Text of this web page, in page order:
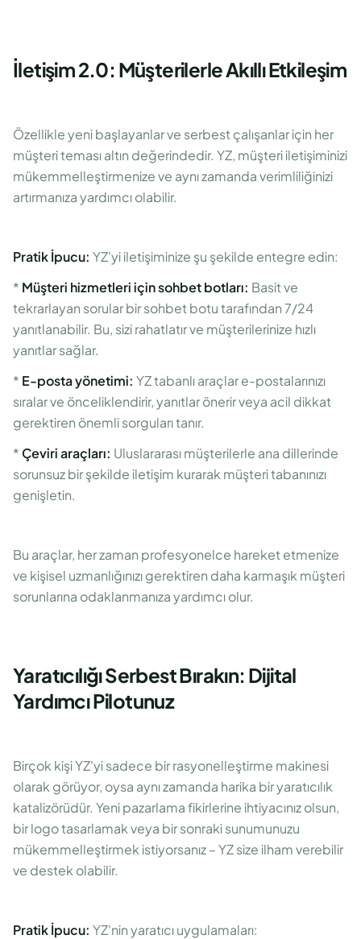
İletişim 2.0: Müşterilerle Akıllı Etkileşim
Özellikle yeni başlayanlar ve serbest çalışanlar için her
müşteri teması altın değerindedir. YZ, müşteri iletişiminizi
mükemmelleştirmenize ve aynı zamanda verimliliğinizi
artırmanıza yardımcı olabilir.
Pratik İpucu: YZ'yi iletişiminize şu şekilde entegre edin:
* Müşteri hizmetleri için sohbet botları: Basit ve
tekrarlayan sorular bir sohbet botu tarafından 7/24
yanıtlanabilir. Bu, sizi rahatlatır ve müşterilerinize hızlı
yanıtlar sağlar.
* E-posta yönetimi: YZ tabanlı araçlar e-postalarınızı
sıralar ve önceliklendirir, yanıtlar önerir veya acil dikkat
gerektiren önemli sorguları tanır.
* Çeviri araçları: Uluslararası müşterilerle ana dillerinde
sorunsuz bir şekilde iletişim kurarak müşteri tabanınızı
genişletin.
Bu araçlar, her zaman profesyonelce hareket etmenize
ve kişisel uzmanlığınızı gerektiren daha karmaşık müşteri
sorunlarına odaklanmanıza yardımcı olur.
Yaratıcılığı Serbest Bırakın: Dijital
Yardımcı Pilotunuz
Birçok kişi YZ'yi sadece bir rasyonelleştirme makinesi
olarak görüyor, oysa aynı zamanda harika bir yaratıcılık
katalizörüdür. Yeni pazarlama fikirlerine ihtiyacınız olsun,
bir logo tasarlamak veya bir sonraki sunumunuzu
mükemmelleştirmek istiyorsanız – YZ size ilham verebilir
ve destek olabilir.
Pratik İpucu: YZ'nin yaratıcı uygulamaları: